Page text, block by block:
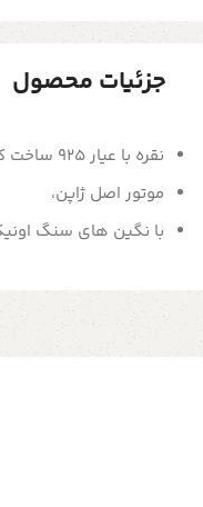
جزئیات محصول
نقره با عیار 925 ساخت کشور تایلند،
موتور اصل ژاپن،
با نگین های سنگ